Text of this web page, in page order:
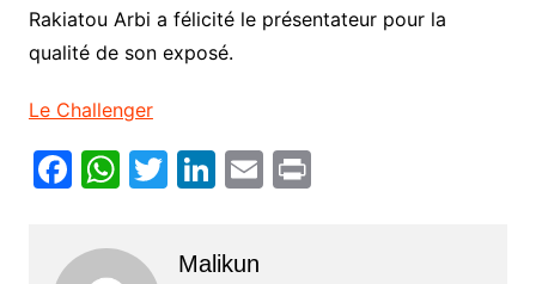
Rakiatou Arbi a félicité le présentateur pour la
qualité de son exposé.
Le Challenger
F
c
W
at
T
itt
Li
k
E Pr
Malikun